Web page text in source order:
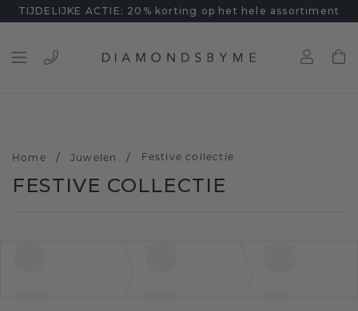
TIJDELIJKE ACTIE: 20% korting op het hele assortiment
Home / Juwelen / Festive collectie
FESTIVE COLLECTIE